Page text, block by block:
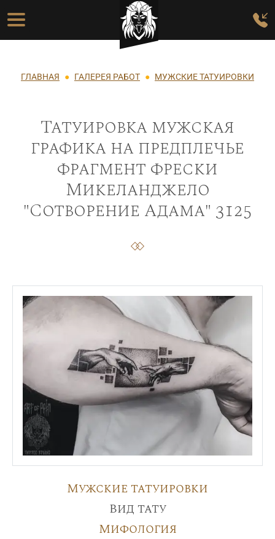
Перейти к основному содержанию
Основная навигация
Строка навигации
ГЛАВНАЯ ГАЛЕРЕЯ РАБОТ МУЖСКИЕ ТАТУИРОВКИ
Татуировка мужская
графика на предплечье
фрагмент фрески
Микеланджело
"Сотворение Адама" 3125
Мужские татуировки
Вид тату
Мифология